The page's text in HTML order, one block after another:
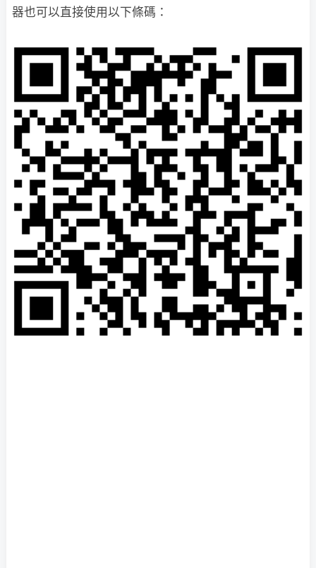
器也可以直接使用以下條碼：